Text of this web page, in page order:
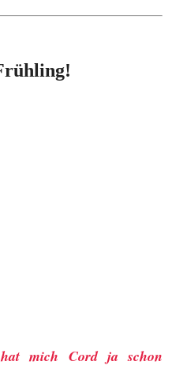
mich Cord ja schon